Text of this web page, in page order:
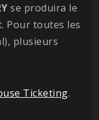
se produira le
Pour toutes les
plusieurs
Ticketing.